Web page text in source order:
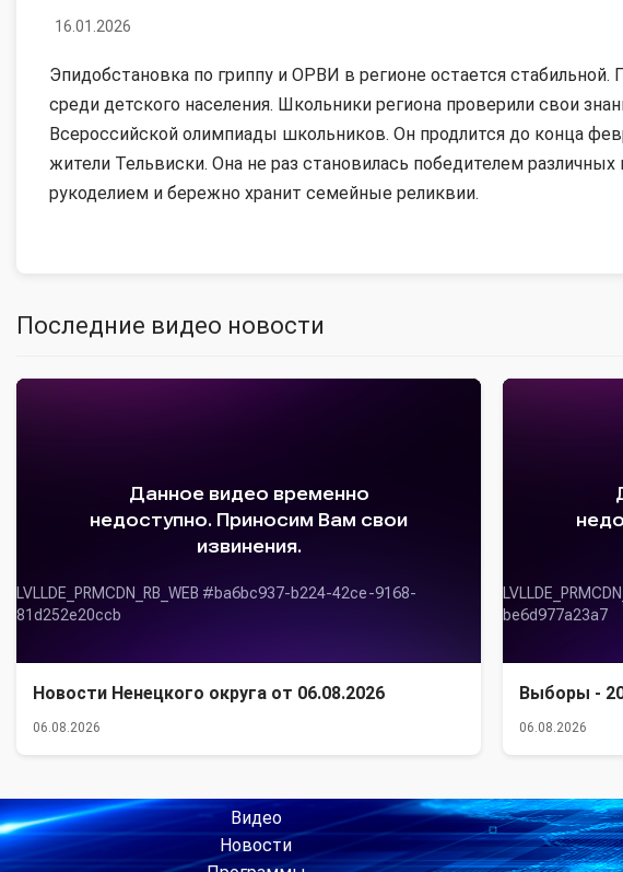
16.01.2026
Эпидобстановка по гриппу и ОРВИ в регионе остается
среди детского населения. Школьники региона проверили свои
Всероссийской олимпиады школьников. Он продлится до конца
жители Тельвиски. Она не раз становилась победителем
рукоделием и бережно хранит семейные реликвии.
Последние видео новости
Новости Ненецкого округа от 06.08.2026
06.08.2026
Выборы -
06.08.2026
Видео
Новости